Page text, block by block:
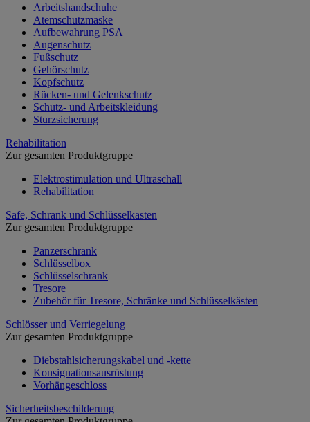
Arbeitshandschuhe
Atemschutzmaske
Aufbewahrung PSA
Augenschutz
Fußschutz
Gehörschutz
Kopfschutz
Rücken- und Gelenkschutz
Schutz- und Arbeitskleidung
Sturzsicherung
Rehabilitation
Zur gesamten Produktgruppe
Elektrostimulation und Ultraschall
Rehabilitation
Safe, Schrank und Schlüsselkasten
Zur gesamten Produktgruppe
Panzerschrank
Schlüsselbox
Schlüsselschrank
Tresore
Zubehör für Tresore, Schränke und Schlüsselkästen
Schlösser und Verriegelung
Zur gesamten Produktgruppe
Diebstahlsicherungskabel und -kette
Konsignationsausrüstung
Vorhängeschloss
Sicherheitsbeschilderung